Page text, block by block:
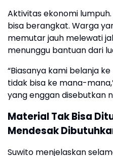
Aktivitas ekonomi
bisa berangkat. Warga
memutar jauh melewati
menunggu bantuan dari
“Biasanya kami belanja
tidak bisa ke mana-
yang enggan disebutkan
Material Tak Bisa
Mendesak
Suwito menjelaskan